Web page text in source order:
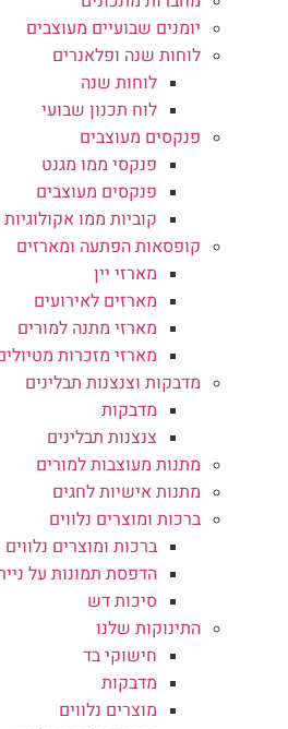
יומנים שבועיים מעוצבים
לוחות שנה ופלאנרים
לוחות שנה
לוח תכנון שבועי
פנקסים מעוצבים
פנקסי ממו מגנט
פנקסים מעוצבים
קוביות ממו אקולוגיות
קופסאות הפתעה ומארזים
מארזי יין
מארזים לאירועים
מארזי מתנה למורים
מארזי מזכרות מטיולים
מדבקות וצנצנות תבלינים
מדבקות
צנצנות תבלינים
מתנות מעוצבות למורים
מתנות אישיות לחגים
ברכות ומוצרים נלווים
ברכות ומוצרים נלווים
הדפסת תמונות על נייר
סיכות דש
התינוקות שלנו
חישוקי בד
מדבקות
מוצרים נלווים